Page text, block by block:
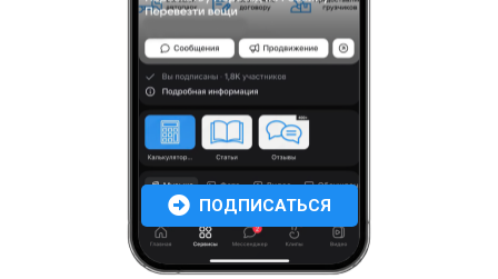
ПОДПИСАТЬСЯ